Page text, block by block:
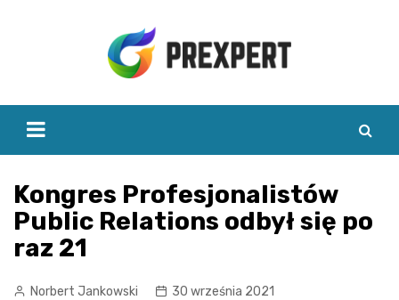
Kongres Profesjonalistów
Public Relations odbył się po
raz 21
Norbert Jankowski
30 września 2021